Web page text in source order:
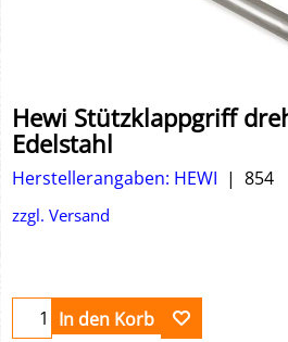
Hewi Stützklappgriff
Edelstahl
Herstellerangaben: HEWI 854
zzgl. Versand
In den Korb